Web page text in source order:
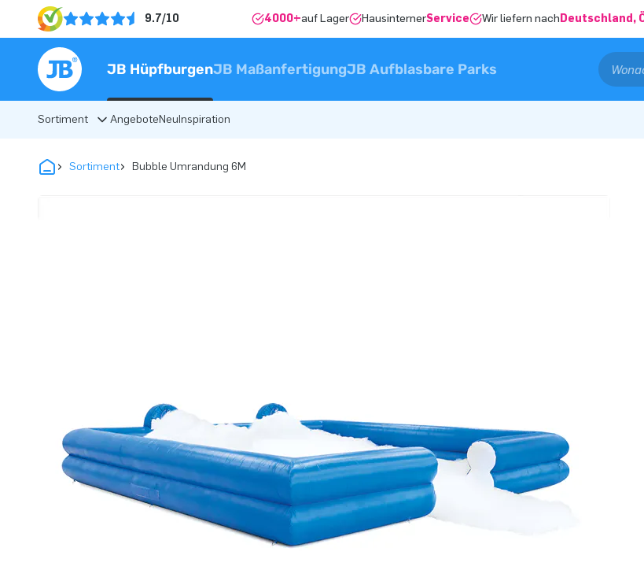
9.7/10 4000+auf Lager HausinternerService Wir liefern nach Deutschland,
JB HüpfburgenJB MaßanfertigungJB Aufblasbare Parks
Sortiment AngeboteNeuInspiration
Sortiment Bubble Umrandung 6M